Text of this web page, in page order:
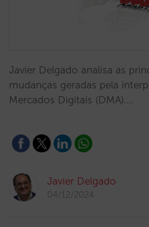
Javier Delgado analisa as
mudanças geradas pela
Mercados Digitais (DMA).…
Javier Delgado
04/12/2024